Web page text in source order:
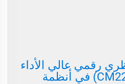
رقمي عالي الأداء
من 8 قنوات (CM2248) في أنظمة